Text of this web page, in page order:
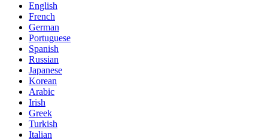
English
French
German
Portuguese
Spanish
Russian
Japanese
Korean
Arabic
Irish
Greek
Turkish
Italian